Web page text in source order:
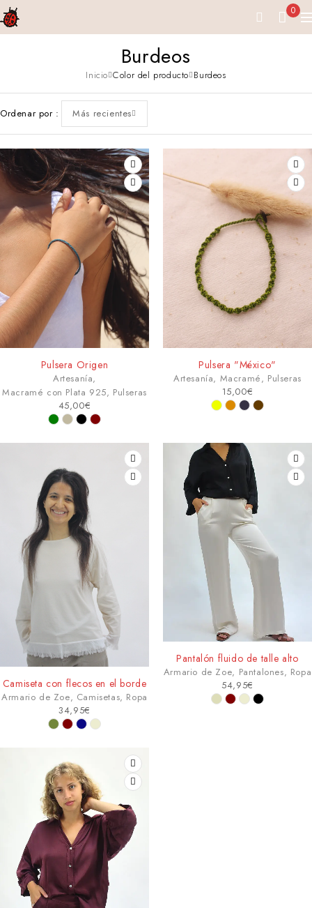
0
Burdeos
Inicio Color del producto Burdeos
Ordenar por Más recientes
Pulsera Origen
Artesanía,
Macramé con Plata 925, Pulseras
45,00€
Pulsera "México"
Artesanía, Macramé, Pulseras
15,00€
Camiseta con flecos en el borde
Armario de Zoe, Camisetas, Ropa
34,95€
Pantalón fluido de talle alto
Armario de Zoe, Pantalones, Ropa
54,95€